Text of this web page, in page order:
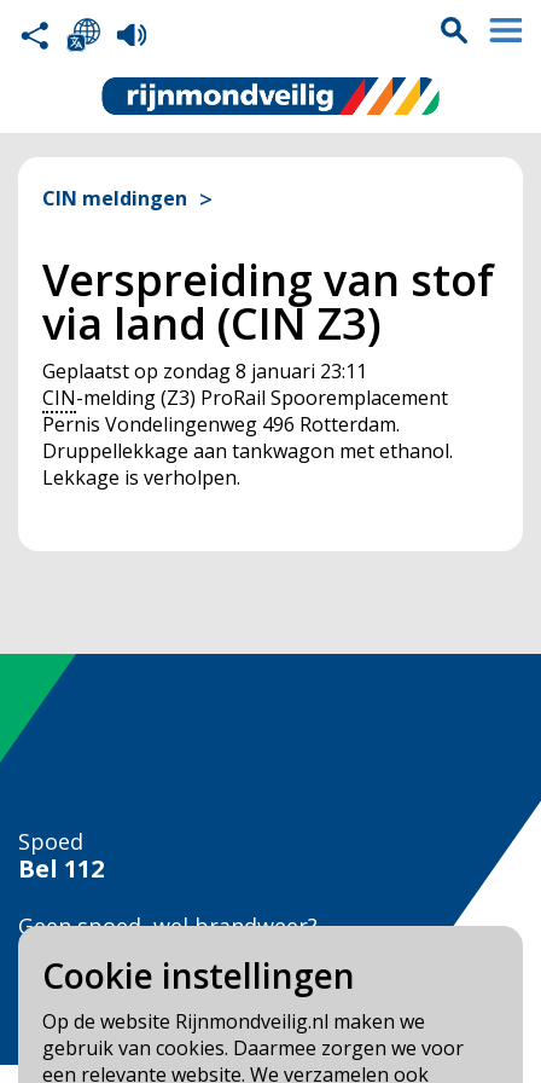
Cookie instellingen
Op de website Rijnmondveilig.nl maken we
gebruik van cookies. Daarmee zorgen we voor
een relevante website. We verzamelen ook
CIN meldingen
Verspreiding van stof
via land (CIN Z3)
Geplaatst op zondag 8 januari 23:11
CIN-melding (Z3) ProRail Spooremplacement
Pernis Vondelingenweg 496 Rotterdam.
Druppellekkage aan tankwagon met ethanol.
Lekkage is verholpen.
Spoed
Bel 112
Geen spoed, wel brandweer?
Bel
Veilig Leven?
Bel 0900-8387